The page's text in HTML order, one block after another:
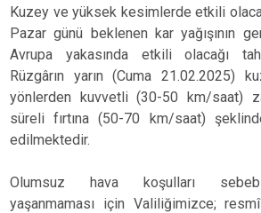
Kuzey ve yüksek kesimlerde etkili
Pazar günü beklenen kar yağışının
Avrupa yakasında etkili olacağı
Rüzgârın yarın (Cuma 21.02.2025)
yönlerden kuvvetli (30-50 km/saat)
süreli fırtına (50-70 km/saat)
edilmektedir.
Olumsuz hava koşulları
yaşanmaması için Valiliğimizce;